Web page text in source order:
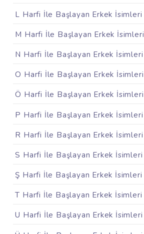
L Harfi İle Başlayan Erkek İsimleri
M Harfi İle Başlayan Erkek İsimleri
N Harfi İle Başlayan Erkek İsimleri
O Harfi İle Başlayan Erkek İsimleri
Ö Harfi İle Başlayan Erkek İsimleri
P Harfi İle Başlayan Erkek İsimleri
R Harfi İle Başlayan Erkek İsimleri
S Harfi İle Başlayan Erkek İsimleri
Ş Harfi İle Başlayan Erkek İsimleri
T Harfi İle Başlayan Erkek İsimleri
U Harfi İle Başlayan Erkek İsimleri